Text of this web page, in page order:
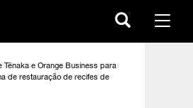
Menu
Tēnaka e Orange Business para
de restauração de recifes de